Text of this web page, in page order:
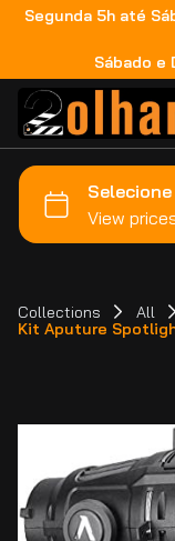
Segunda 5h até
Sábado e
Collections
All
Kit Aputure